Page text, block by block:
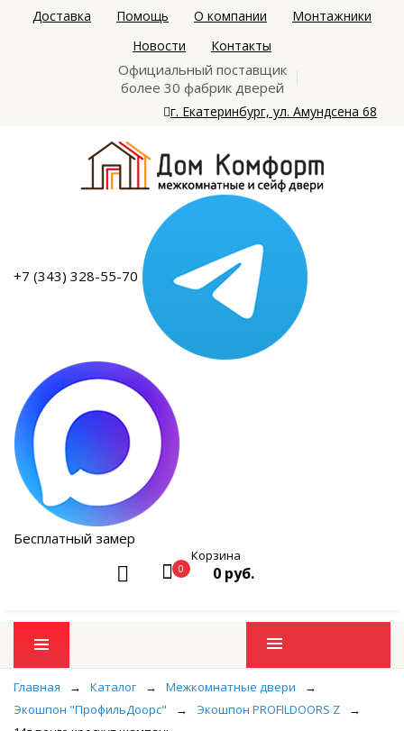
Доставка Помощь О компании
Монтажники
Новости
Контакты
Официальный поставщик
более 30 фабрик дверей
г. Екатеринбург, ул. Амундсена 68
+7 (343) 328-55-70
Бесплатный замер
0
Корзина
0 руб.
Промо товары
Главная → Каталог → Межкомнатные двери
→
Экошпон "ПрофильДоорс"
→ Экошпон PROFILDOORS Z
→